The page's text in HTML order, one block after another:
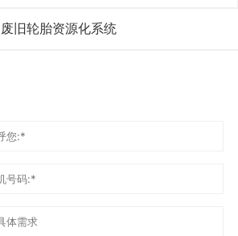
废旧轮胎资源化系统